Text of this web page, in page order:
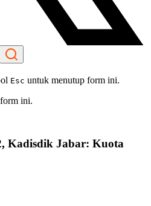
Esc untuk menutup form ini.
ini.
Kadisdik Jabar: Kuota